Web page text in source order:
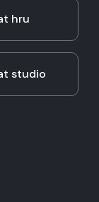
hru
studio